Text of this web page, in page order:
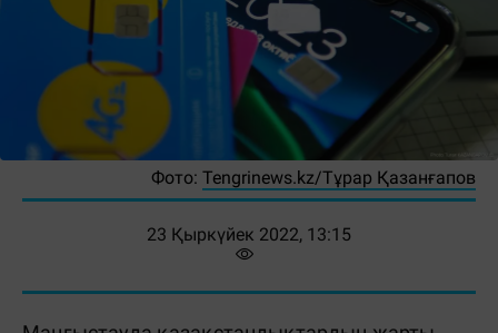
Фото: Tengrinews.kz/Тұрар Қазанғапов
23 Қыркүйек 2022, 13:15